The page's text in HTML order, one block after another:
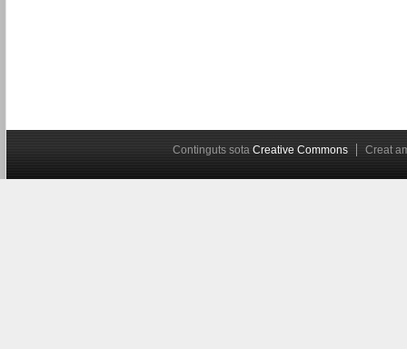
Continguts sota Creative Commons Creat